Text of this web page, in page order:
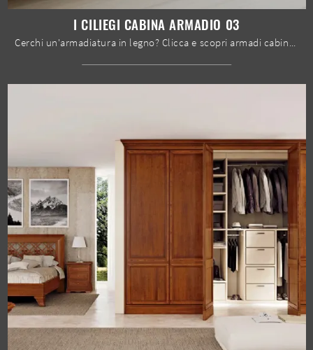
I CILIEGI CABINA ARMADIO 03
Cerchi un'armadiatura in legno? Clicca e scopri armadi cabine armadio con ante battenti di Le Fablier.